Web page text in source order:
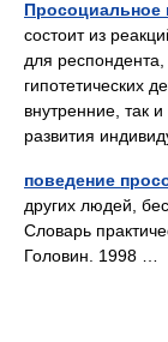
Просоциальное
состоит из
для
гипотетических
внутренние, так
развития
поведение
других людей,
Словарь
Головин. 1998 …